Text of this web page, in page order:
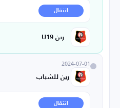
انتقال
رين U19
2024-07-01
رين للشباب
انتقال